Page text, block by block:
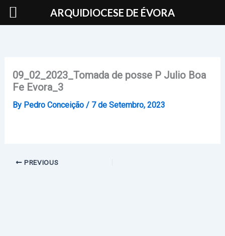
Skip
09_02_2023_Tomada de posse P Julio Boa
Fe Evora_3
By Pedro Conceição / 7 de Setembro, 2023
PREVIOUS
ARQUIDIOCESE DE ÉVORA